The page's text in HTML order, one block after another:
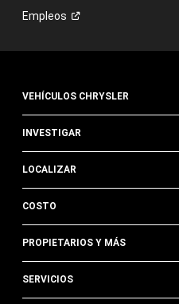
Empleos
VEHÍCULOS CHRYSLER
INVESTIGAR
LOCALIZAR
COSTO
PROPIETARIOS Y MÁS
SERVICIOS